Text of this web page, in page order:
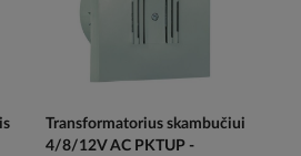
Transformatorius skambučiui
4/8/12V AC PKTUP -